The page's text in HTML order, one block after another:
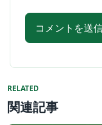
RELATED
関連記事